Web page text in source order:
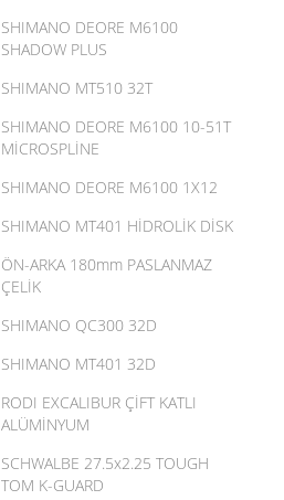
SHIMANO DEORE M6100
SHADOW PLUS
SHIMANO MT510 32T
SHIMANO DEORE M6100 10-51T
MİCROSPLİNE
SHIMANO DEORE M6100 1X12
SHIMANO MT401 HİDROLİK DİSK
ÖN-ARKA 180mm PASLANMAZ
ÇELİK
SHIMANO QC300 32D
SHIMANO MT401 32D
RODI EXCALIBUR ÇİFT KATLI
ALÜMİNYUM
SCHWALBE 27.5x2.25 TOUGH
TOM K-GUARD